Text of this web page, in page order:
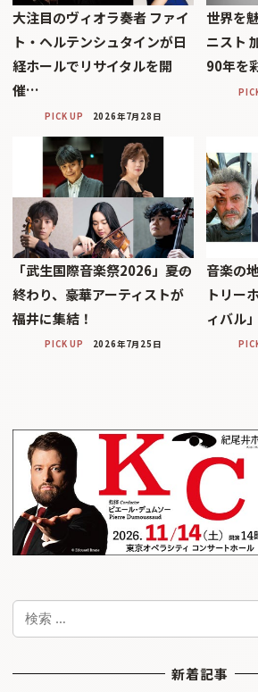
大注目のヴィオラ奏者 ファイ
ト・ヘルテンシュタインが日
経ホールでリサイタルを開
催…
PICK UP 2026年7月28日
世界を
ニスト
90年を
「武生国際音楽祭2026」――夏の
終わり、豪華アーティストが
福井に集結！
PICK UP 2026年7月25日
音楽の
トリー
ィバル
検
新着記事